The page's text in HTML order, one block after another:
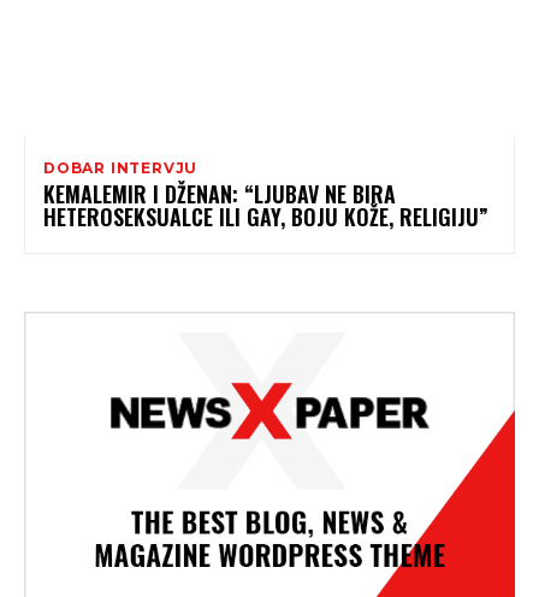
DOBAR INTERVJU
KEMALEMIR I DŽENAN: “LJUBAV NE BIRA
HETEROSEKSUALCE ILI GAY, BOJU KOŽE, RELIGIJU”